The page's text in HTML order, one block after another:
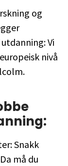
og
Vi
nivå
Snakk
må du